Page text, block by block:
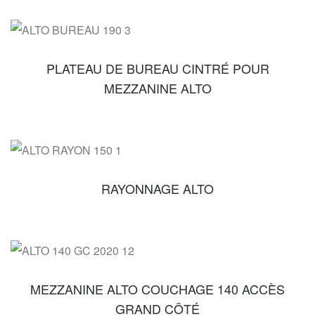
PLATEAU DE BUREAU CINTRÉ POUR
MEZZANINE ALTO
RAYONNAGE ALTO
MEZZANINE ALTO COUCHAGE 140 ACCÈS
GRAND CÔTÉ